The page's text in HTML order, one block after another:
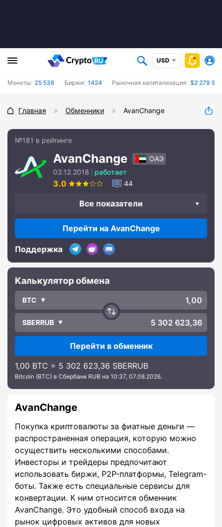
USD
Монеты: 25 538 Биржи: 1424 Рыночная капитализация: $2 279
Главная Обменники AvanChange
№181 в рейтинге
AvanChange
ОАЭ
03.12.2018
работает
3.0 44
Все показатели
Перейти на AvanChange
Поддержка
Калькулятор обмена
BTC
SBERRUB
Перейти в обменник
1,00 BTC = 5 302 623,36 SBERRUB
Bitcoin (BTC) в Сбербанк RUB на 10:37, 07.08.2026.
AvanChange
Покупка криптовалюты за фиатные деньги —
распространенная операция, которую можно
осуществить несколькими способами.
Инвесторы и трейдеры предпочитают
использовать биржи, P2P-платформы, Telegram-
боты. Также есть специальные сервисы для
конвертации. К ним относится обменник
AvanChange. Это удобный способ входа на
рынок цифровых активов для новых